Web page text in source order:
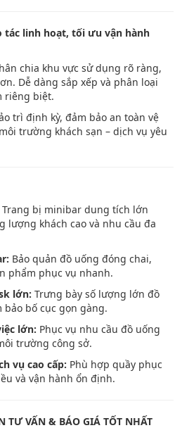
tác linh hoạt, tối ưu vận hành
chia khu vực sử dụng rõ ràng,
Dễ dàng sắp xếp và phân loại
riêng biệt.
trì định kỳ, đảm bảo an toàn vệ
trường khách sạn – dịch vụ yêu
Trang bị minibar dung tích lớn
lượng khách cao và nhu cầu đa
Bảo quản đồ uống đóng chai,
phẩm phục vụ nhanh.
lớn: Trưng bày số lượng lớn đồ
bố cục gọn gàng.
lớn: Phục vụ nhu cầu đồ uống
trường công sở.
vụ cao cấp: Phù hợp quầy phục
và vận hành ổn định.
TƯ VẤN & BÁO GIÁ TỐT NHẤT